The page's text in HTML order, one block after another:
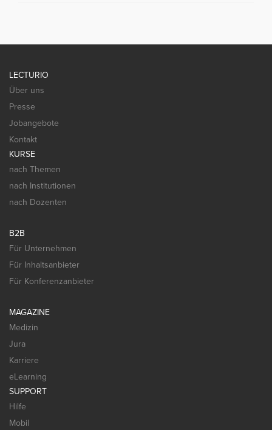
LECTURIO
Über uns
Presse
Jobangebote
Kontakt
KURSE
nach Themen
nach Institutionen
nach Dozenten
B2B
Für Unternehmen
Für Inhaltsanbieter
Für Konferenzanbieter
MAGAZINE
Medizin
Jura
Karriere
eLearning
SUPPORT
Hilfe
Mobil